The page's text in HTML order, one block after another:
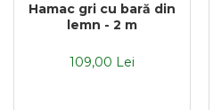
Hamac gri cu bară din
lemn - 2 m
109,00 Lei